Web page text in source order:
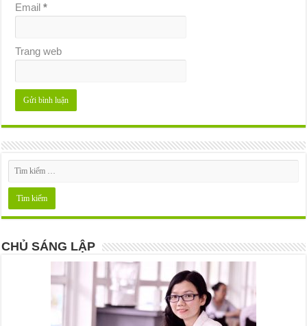
Email*
Trang web
CHỦ SÁNG LẬP